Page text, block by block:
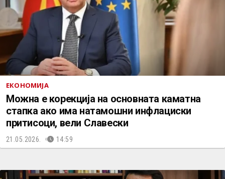
ЕКОНОМИЈА
Mожна e корекција на основната каматна
стапка ако има натамошни инфлациски
притисоци, вели Славески
21.05.2026. 14:59